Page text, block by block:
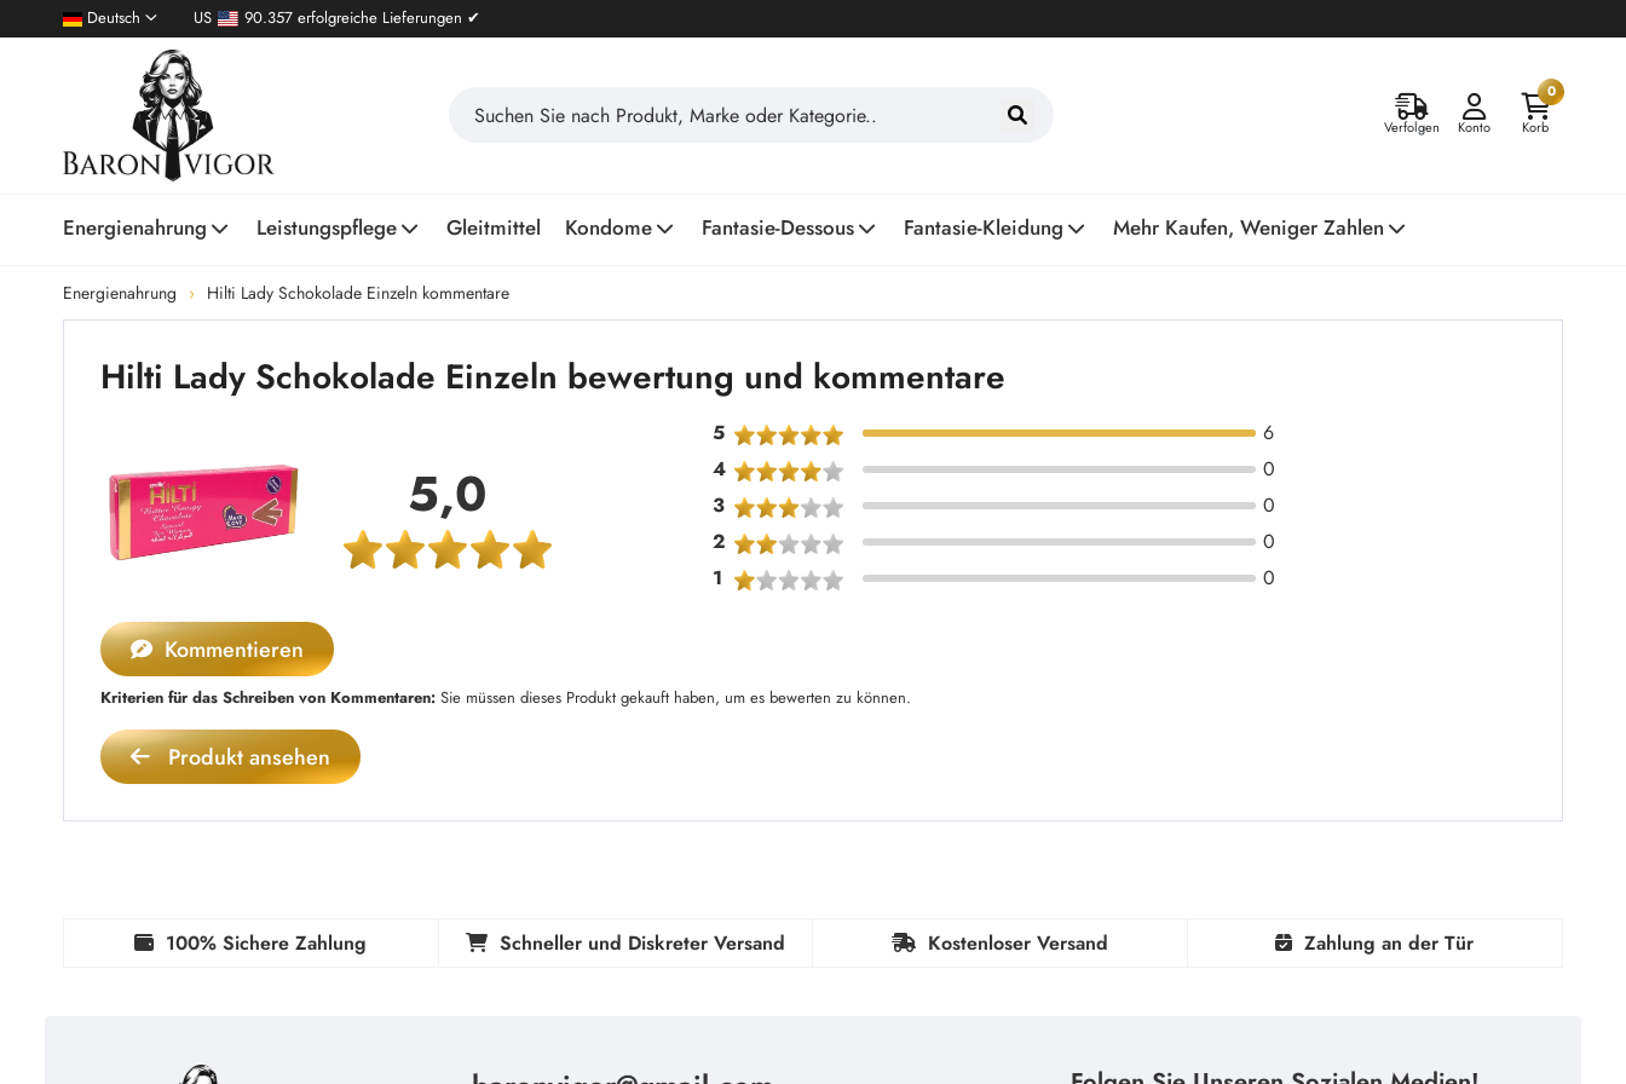
Deutsch US 90.357 erfolgreiche Lieferungen ✔
Verfolgen Konto
0
Korb
Energienahrung Leistungspflege Gleitmittel Kondome Fantasie-Dessous Fantasie-Kleidung Mehr Kaufen, Weniger Zahlen
Energienahrung Hilti Lady Schokolade Einzeln kommentare
Hilti Lady Schokolade Einzeln bewertung und kommentare
5,0
5
6
4
0
3
0
2
0
1
0
Kommentieren
Kriterien für das Schreiben von Kommentaren: Sie müssen dieses Produkt gekauft haben, um es bewerten zu können.
Produkt ansehen
100% Sichere Zahlung Schneller und Diskreter Versand Kostenloser Versand Zahlung an der Tür